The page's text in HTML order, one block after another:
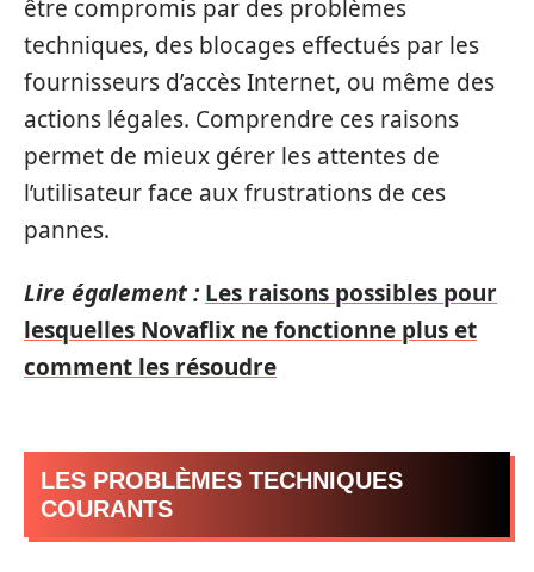
être compromis par des problèmes
techniques, des blocages effectués par les
fournisseurs d’accès Internet, ou même des
actions légales. Comprendre ces raisons
permet de mieux gérer les attentes de
l’utilisateur face aux frustrations de ces
pannes.
Lire également : Les raisons possibles pour
lesquelles Novaflix ne fonctionne plus et
comment les résoudre
LES PROBLÈMES TECHNIQUES
COURANTS